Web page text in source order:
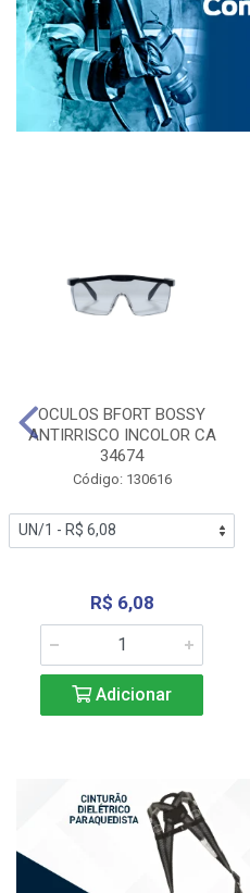
OCULOS BFORT BOSSY
ANTIRRISCO INCOLOR CA
34674
Código: 130616
R$ 6,08
Adicionar